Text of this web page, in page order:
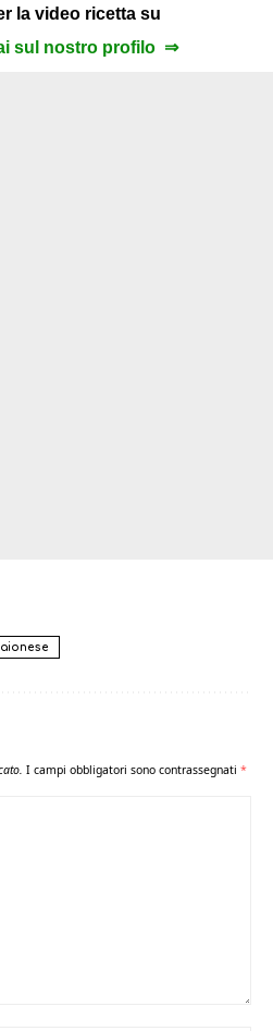
la video ricetta su
sul nostro profilo ⇒
I campi obbligatori sono contrassegnati *